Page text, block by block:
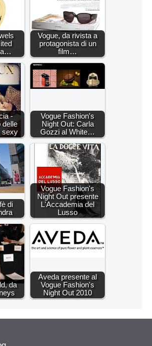
Vogue, da rivista a
protagonista di un
film…
-
delle
sexy
Vogue Fashion's
Night Out: Carla
Gozzi al White…
di
Vogue Fashion's
Night Out presente
L'Accademia del
Lusso
da
Aveda presente al
Vogue Fashion's
Night Out 2010